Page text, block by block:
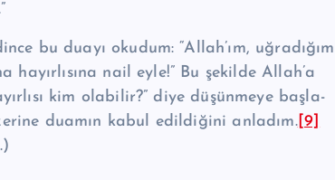
bu duayı okudum: “Allah’ım, uğradığım
nail eyle!” Bu şekilde Allah’a
kim olabilir?” diye düşünmeye başla­
duamın kabul edildiğini anladım.[9]